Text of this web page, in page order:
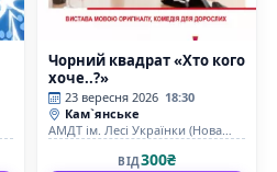
Чорний квадрат «Хто кого
хоче..?»
23 вересня 2026 18:30
Кам`янське
АМДТ ім. Лесі Українки (Нова
ВІД300₴